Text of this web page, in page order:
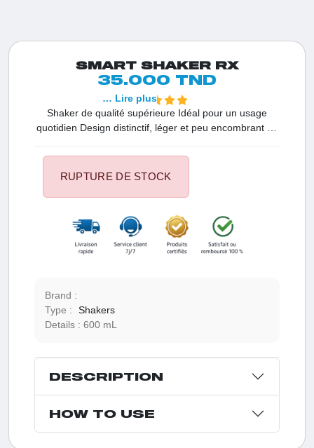
SMART SHAKER RX
35.000 TND
Shaker de qualité supérieure Idéal pour un usage
quotidien Design distinctif, léger et peu encombrant Le
shaker haut de gamme de 500 ml équipé de trois
compartiments pour stocker les pilules et les poudres.
… Lire plus
RUPTURE DE STOCK
Brand :
Type :
Shakers
Details :
600 mL
DESCRIPTION
HOW TO USE